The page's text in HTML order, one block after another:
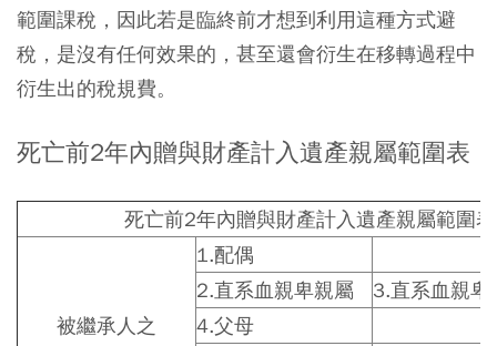
範圍課稅，因此若是臨終前才想到利用這種方式避
稅，是沒有任何效果的，甚至還會衍生在移轉過程中
衍生出的稅規費。
死亡前2年內贈與財產計入遺產親屬範圍表
死亡前2年內贈與財產計入遺產親屬範圍表
被繼承人之
1.配偶
2.直系血親卑親屬 3.直系血親
4.父母